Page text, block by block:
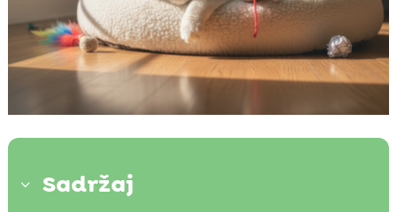
3 Sadržaj